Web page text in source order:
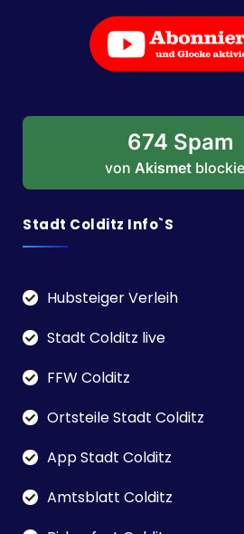
674 Spam
von Akismet
Stadt Colditz Info`s
Hubsteiger Verleih
Stadt Colditz live
FFW Colditz
Ortsteile Stadt Colditz
App Stadt Colditz
Amtsblatt Colditz